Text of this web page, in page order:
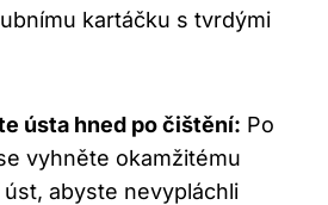
kartáčku s ‌tvrdými⁢
ústa hned po čištění: Po
vyhněte ⁤okamžitému
abyste nevypláchli